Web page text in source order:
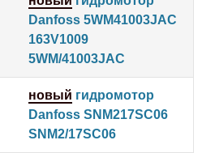
Danfoss 5WM41003JAC
163V1009
5WM/41003JAC
новый гидромотор
Danfoss SNM217SC06
SNM2/17SC06